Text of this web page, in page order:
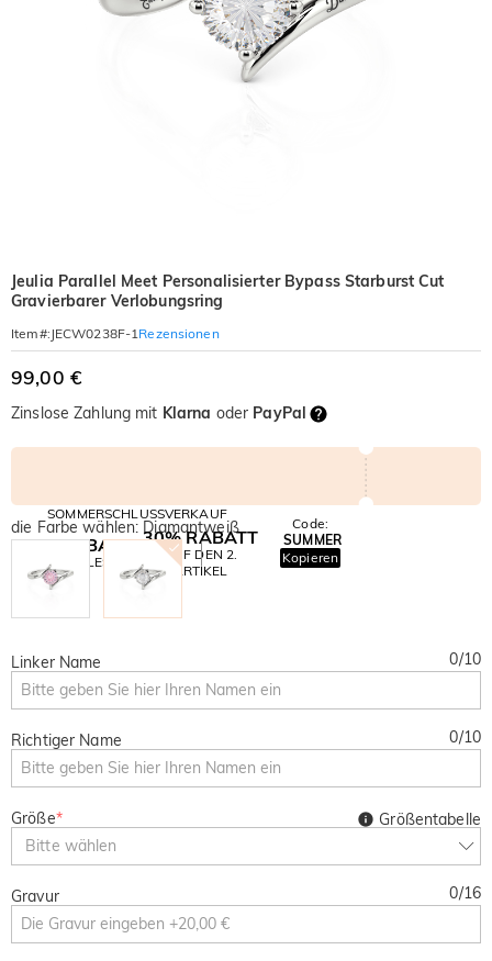
Jeulia Parallel Meet Personalisierter Bypass Starburst Cut
Gravierbarer Verlobungsring
Item#: JECW0238F-1Rezensionen
99,00 €
Zinslose Zahlung mit Klarna oder PayPal
SOMMERSCHLUSSVERKAUF
10% RABATT
AUF ALLES
30% RABATT
AUF DEN 2.
ARTIKEL
Code:
SUMMER
Kopieren
die Farbe wählen: Diamantweiß
Linker Name 0/10
Richtiger Name 0/10
Größe*
Bitte wählen
Größentabelle
Gravur 0/16